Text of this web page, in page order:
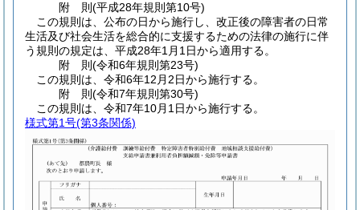
附 則(平成28年規則第10号)
この規則は、公布の日から施行し、改正後の障害者の日常
生活及び社会生活を総合的に支援するための法律の施行に伴
う規則の規定は、平成28年1月1日から適用する。
附 則(令和6年規則第23号)
この規則は、令和6年12月2日から施行する。
附 則(令和7年規則第30号)
この規則は、令和7年10月1日から施行する。
様式第1号(第3条関係)